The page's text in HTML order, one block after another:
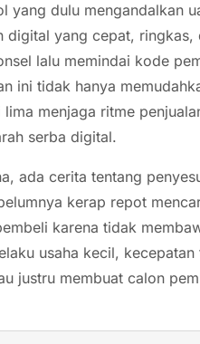
yang dulu mengandalkan
digital yang cepat, ringkas,
lalu memindai kode
ini tidak hanya
menjaga ritme
serba digital.
ada cerita tentang
kerap repot
karena tidak
usaha kecil,
justru membuat calon